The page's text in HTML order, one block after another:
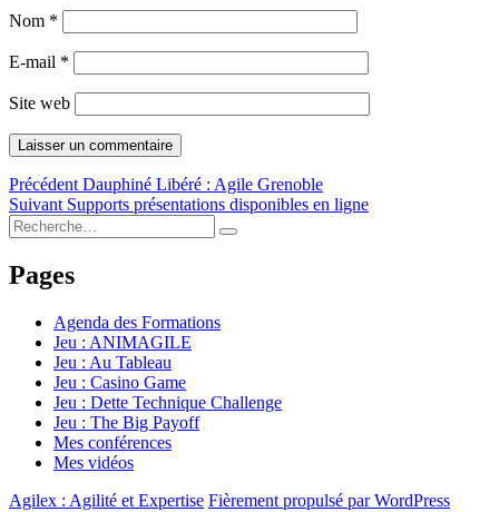
Nom *
E-mail *
Site web
Navigation
de
Précédent Publication
précédente :
Dauphiné Libéré : Agile Grenoble
Suivant Publication
suivante :
Supports présentations disponibles en ligne
Recherche
pour :
Recherche
Pages
Agenda des Formations
Jeu : ANIMAGILE
Jeu : Au Tableau
Jeu : Casino Game
Jeu : Dette Technique Challenge
Jeu : The Big Payoff
Mes conférences
Mes vidéos
Agilex : Agilité et Expertise Fièrement propulsé par WordPress